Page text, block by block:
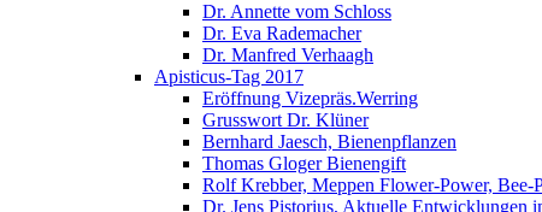
Dr. Annette vom Schloss
Dr. Eva Rademacher
Dr. Manfred Verhaagh
Apisticus-Tag 2017
Eröffnung Vizepräs.Werring
Grusswort Dr. Klüner
Bernhard Jaesch, Bienenpflanzen
Thomas Gloger Bienengift
Rolf Krebber, Meppen Flower-Power, Bee-
Dr. Jens Pistorius, Aktuelle Entwicklungen